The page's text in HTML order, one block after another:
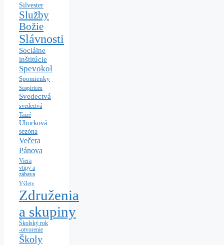
Silvester
Služby
Božie
Slávnosti
Sociálne
inštitúcie
Spevokol
Spomienky
Suspírium
Svedectvá
svedectvá
Taizé
Uhorková
sezóna
Večera
Pánova
Viera
vtipy a
zábava
Výlety
Združenia
a skupiny
Školský rok
-otvorenie
Školy